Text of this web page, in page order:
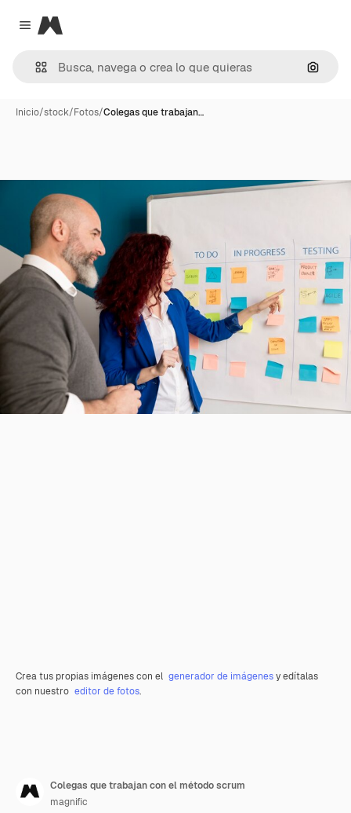
Close menu
Magnific
Inicio/stock/Fotos/Colegas que trabajan…
Crea tus propias imágenes con el generador de imágenesy edítalas
con nuestro editor de fotos.
Colegas que trabajan con el método scrum
magnific